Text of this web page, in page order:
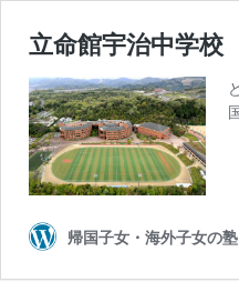
立命館宇治中学
帰国子女・海外子女の